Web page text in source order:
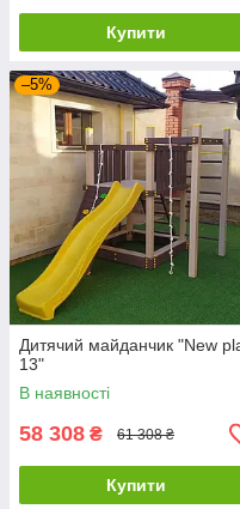
Купити
–5%
Дитячий майданчик "New
13"
В наявності
58 308 ₴ 61 308 ₴
Купити